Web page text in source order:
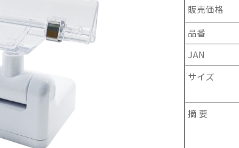
販売価格
品番
JAN
サイズ
摘 要